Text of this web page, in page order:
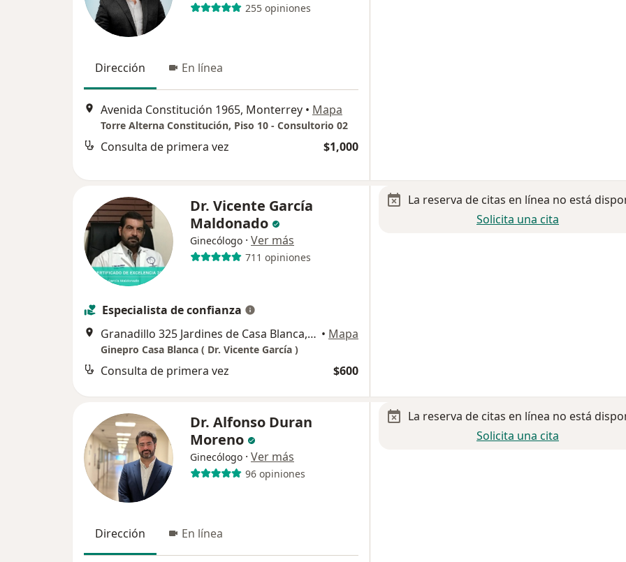
255 opiniones
Dirección En línea
Avenida Constitución 1965, Monterrey • Mapa
Torre Alterna Constitución, Piso 10 - Consultorio 02
Consulta de primera vez $1,000
Dr. Vicente García
Maldonado
Ginecólogo · Ver más
711 opiniones
Especialista de confianza
Granadillo 325 Jardines de Casa Blanca, San Nicolás de los Garza • Mapa
Ginepro Casa Blanca ( Dr. Vicente García )
Consulta de primera vez $600
La reserva de citas en línea no está
Solicita una cita
Dr. Alfonso Duran
Moreno
Ginecólogo · Ver más
96 opiniones
Dirección En línea
La reserva de citas en línea no está
Solicita una cita